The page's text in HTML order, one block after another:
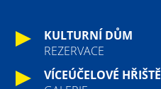
KULTURNÍ DŮM
REZERVACE
VÍCEÚČELOVÉ HŘIŠTĚ